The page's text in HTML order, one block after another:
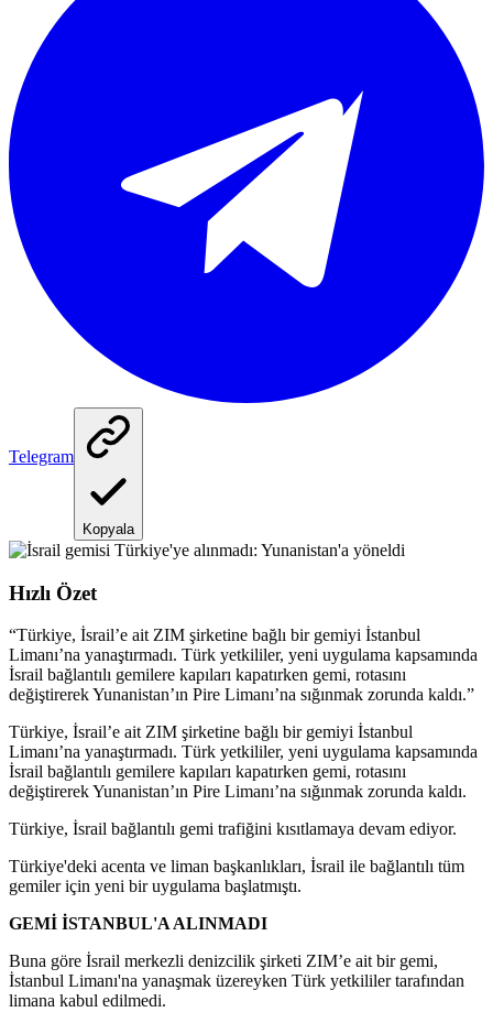
Telegram
Kopyala
Hızlı Özet
“Türkiye, İsrail’e ait ZIM şirketine bağlı bir gemiyi İstanbul
Limanı’na yanaştırmadı. Türk yetkililer, yeni uygulama kapsamında
İsrail bağlantılı gemilere kapıları kapatırken gemi, rotasını
değiştirerek Yunanistan’ın Pire Limanı’na sığınmak zorunda kaldı.”
Türkiye, İsrail’e ait ZIM şirketine bağlı bir gemiyi İstanbul
Limanı’na yanaştırmadı. Türk yetkililer, yeni uygulama kapsamında
İsrail bağlantılı gemilere kapıları kapatırken gemi, rotasını
değiştirerek Yunanistan’ın Pire Limanı’na sığınmak zorunda kaldı.
Türkiye, İsrail bağlantılı gemi trafiğini kısıtlamaya devam ediyor.
Türkiye'deki acenta ve liman başkanlıkları, İsrail ile bağlantılı tüm
gemiler için yeni bir uygulama başlatmıştı.
GEMİ İSTANBUL'A ALINMADI
Buna göre İsrail merkezli denizcilik şirketi ZIM’e ait bir gemi,
İstanbul Limanı'na yanaşmak üzereyken Türk yetkililer tarafından
limana kabul edilmedi.